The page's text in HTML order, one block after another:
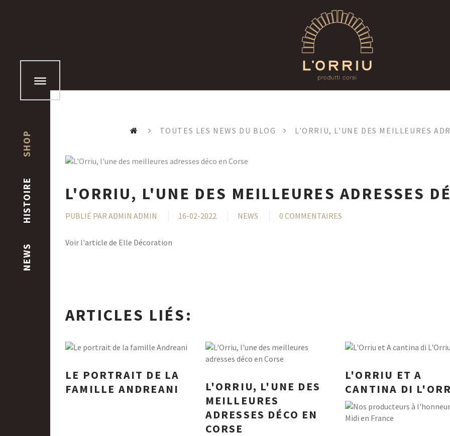
NEWS
HISTOIRE
SHOP TOUTES LES NEWS DU BLOG L'ORRIU, L'UNE DES MEILLEURES
L'ORRIU, L'UNE DES MEILLEURES ADRESSES
PUBLIÉ PAR ADMIN ADMIN 16-02-2022 NEWS 0 COMMENTAIRES
Voir l'article de Elle Décoration
ARTICLES LIÉS:
LE PORTRAIT DE LA
FAMILLE ANDREANI
L'ORRIU, L'UNE DES
MEILLEURES
ADRESSES DÉCO EN
CORSE
L'ORRIU ET A
CANTINA DI